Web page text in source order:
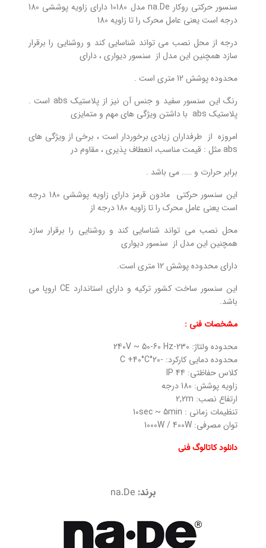
سنسور حرکتی روکار na.De مدل 10180 دارای زاویه پوششی 180
درجه است یعنی عامل محرک را تا زاویه 180
درجه از محل نصب می تواند شناسایی کند و روشنایی را برقرار
سازد همچنین این مدل از سنسور دیواری ، دارای
محدوده پوشش 12 متری است .
رنگ این سنسور سفید و جنس آن نیز از پلاستیک abs است .
پلاستیک abs با داشتن ویژگی های مهم و متمایزی
امروزه از طرفداران زیادی برخوردار است ، برخی از ویژگی های
abs مثل : قیمت مناسب، انعطاف پذیری ، مقاوم در
برابر حرارت و ….. می باشد .
این سنسور حرکتی مادون قرمز دارای زاویه پوششی 180 درجه
است یعنی عامل محرک را تا زاویه 180 درجه از
محل نصب می تواند شناسایی کند و روشنایی را برقرار سازد
همچنین این مدل از سنسور دیواری
دارای محدوده پوشش 12 متری است.
این سنسور ساخت کشور ترکیه و دارای استاندارد CE اروپا می
باشد.
مشخصات فنی :
محدوده ولتاژ: 230-240V ~ 50-60 Hz
محدوده دمایی کارکرد: -20°C +40°C
کلاس حفاظتی: IP 44
زاویه پوشش: 180 درجه
ارتفاع نصب: 2,2m
تنظیمات زمانی : 10sec ~ 5min
توان مصرفی: 1000W / 400W
دانلود کاتالوگ فنی
برند:na.De